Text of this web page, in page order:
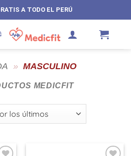
A TODO EL PERÚ
» MASCULINO
MEDICFIT